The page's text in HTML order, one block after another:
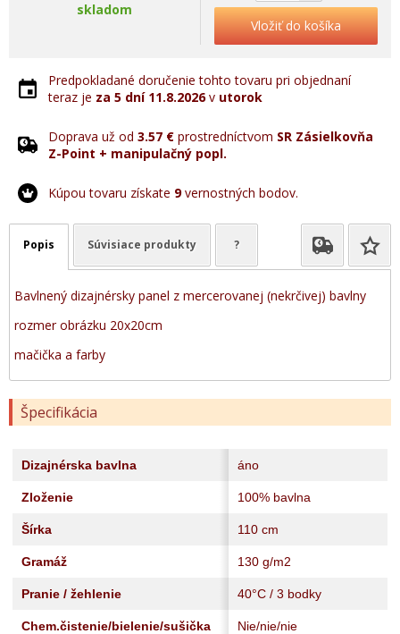
skladom
Vložiť do košíka
Predpokladané doručenie tohto tovaru pri objednaní
teraz je za 5 dní 11.8.2026v utorok
Doprava už od 3.57 € prostredníctvom SR Zásielkovňa
Z-Point + manipulačný popl.
Kúpou tovaru získate 9vernostných bodov.
Popis Súvisiace produkty ?
Bavlnený dizajnérsky panel z mercerovanej (nekrčivej) bavlny
rozmer obrázku 20x20cm
mačička a farby
Špecifikácia
Dizajnérska bavlna áno
Zloženie 100% bavlna
Šírka 110 cm
Gramáž 130 g/m2
Pranie / žehlenie 40°C / 3 bodky
Chem.čistenie/bielenie/sušička Nie/nie/nie